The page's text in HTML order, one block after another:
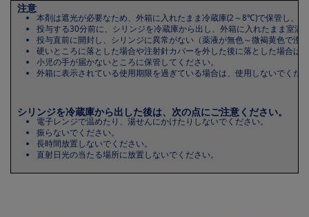
注意
本剤は遮光が必要なため、外箱に入れたまま冷蔵庫(2～8℃)で保管し、
投与する30分前に、シリンジを冷蔵庫から出し、外箱に入れたまま室温
投与直前に開封し、シリンジに異常がない（薬液が無色～微褐黄色で
硬いところに落とした場合や注射針カバーを外した後に落とした場合は
小児の手が届かないところに保管してください。
外箱に表示されている使用期限を過ぎている場合は、使用しないでくだ
シリンジを冷蔵庫から出した後は、次の点にご注意ください。
電子レンジで温めたり、湯せんにかけたりしないでください。
振らないでください。
長時間放置しないでください。
直射日光の当たる場所に放置しないでください。